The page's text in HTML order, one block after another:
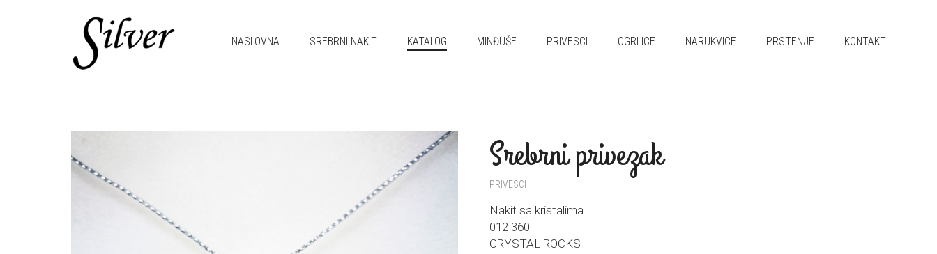
NASLOVNA SREBRNI NAKIT KATALOG MINĐUŠE PRIVESCI OGRLICE NARUKVICE PRSTENJE KONTAKT
Srebrni privezak
PRIVESCI
Nakit sa kristalima
012 360
CRYSTAL ROCKS